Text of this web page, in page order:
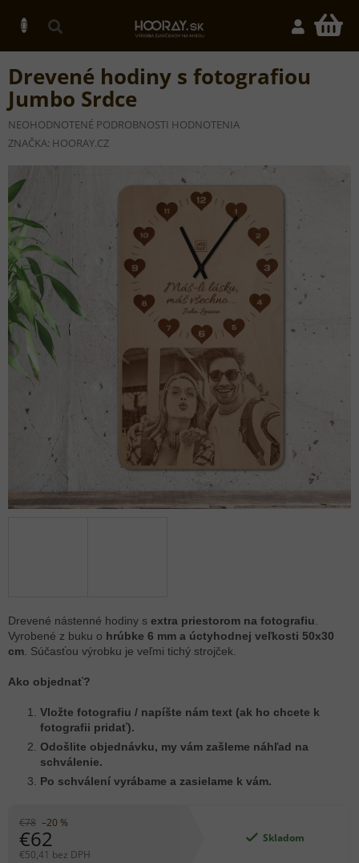
obsah
Drevené hodiny s fotografiou
Jumbo Srdce
PRIEMERNÉ
HODNOTENIE
PRODUKTU
0,0
Z
5
HVIEZDIČIEK.
NEOHODNOTENÉ PODROBNOSTI HODNOTENIA
ZNAČKA: HOORAY.CZ
€78 –20 %
€62
€50,41 bez DPH
Skladom
Drevené nástenné hodiny s extra priestorom na fotografiu.
Vyrobené z buku o hrúbke 6 mm a úctyhodnej veľkosti 50x30
cm. Súčasťou výrobku je veľmi tichý strojček.
Ako objednať?
Vložte fotografiu / napíšte nám text (ak ho chcete k
fotografii pridať).
Odošlite objednávku, my vám zašleme náhľad na
schválenie.
Po schválení vyrábame a zasielame k vám.